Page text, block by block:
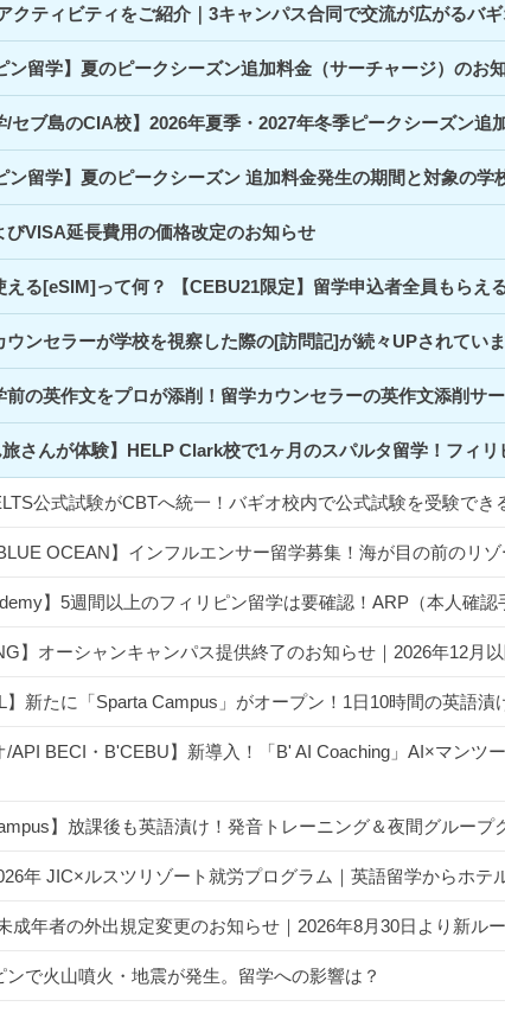
クティビティをご紹介｜3キャンパス合同で交流が広がるバ
ン留学】夏のピークシーズン追加料金（サーチャージ）のお
/セブ島のCIA校】2026年夏季・2027年冬季ピークシーズン追
ン留学】夏のピークシーズン 追加料金発生の期間と対象の学
びVISA延長費用の価格改定のお知らせ
える[eSIM]って何？ 【CEBU21限定】留学申込者全員もらえ
ウンセラーが学校を視察した際の[訪問記]が続々UPされていま
前の英作文をプロが添削！留学カウンセラーの英作文添削サ
旅さんが体験】HELP Clark校で1ヶ月のスパルタ留学！フィ
公式試験がCBTへ統一！バギオ校内で公式試験を受験でき
OCEAN】インフルエンサー留学募集！海が目の前のリ
】5週間以上のフィリピン留学は要確認！ARP（本人確
】オーシャンキャンパス提供終了のお知らせ｜2026年12月
】新たに「Sparta Campus」がオープン！1日10時間の英語漬
/API BECI・B'CEBU】新導入！「B' AI Coaching」AI×マンツ
】放課後も英語漬け！発音トレーニング＆夜間グループ
年 JIC×ルスツリゾート就労プログラム｜英語留学からホテ
成年者の外出規定変更のお知らせ｜2026年8月30日より新ル
ンで火山噴火・地震が発生。留学への影響は？